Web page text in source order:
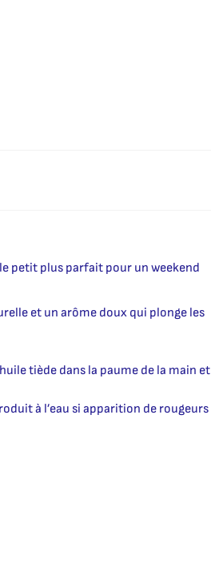
petit plus parfait pour un weekend
et un arôme doux qui plonge les
tiède dans la paume de la main et
à l’eau si apparition de rougeurs